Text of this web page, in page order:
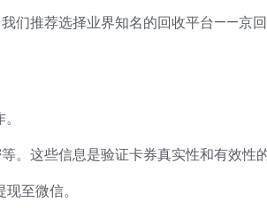
们推荐选择业界知名的回收平台——京
。这些信息是验证卡券真实性和有效性的
至微信。